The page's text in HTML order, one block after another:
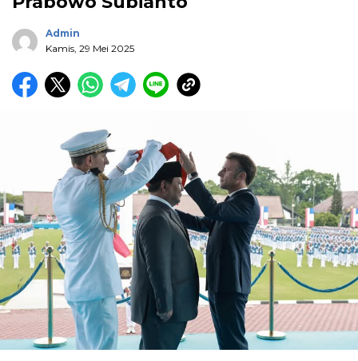
Admin
Kamis, 29 Mei 2025